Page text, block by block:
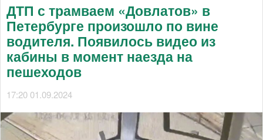
ДТП с трамваем «Довлатов» в
Петербурге произошло по вине
водителя. Появилось видео из
кабины в момент наезда на
пешеходов
17:20 01.09.2024